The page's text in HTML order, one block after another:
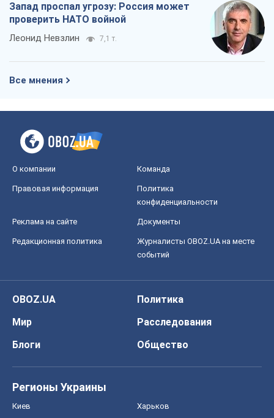
Запад проспал угрозу: Россия может
проверить НАТО войной
Леонид Невзлин 7,1 т.
Все мнения
О компании Команда
Правовая информация
Политика
конфиденциальности
Реклама на сайте Документы
Редакционная политика
Журналисты OBOZ.UA на месте
событий
OBOZ.UA
Политика
Мир
Расследования
Блоги
Общество
Регионы Украины
Киев Харьков